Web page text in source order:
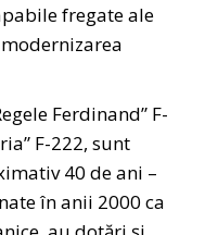
fregate ale
Ferdinand” F-
F-222, sunt
40 de ani –
în anii 2000 ca